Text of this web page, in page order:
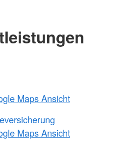
Maps Ansicht
Maps Ansicht